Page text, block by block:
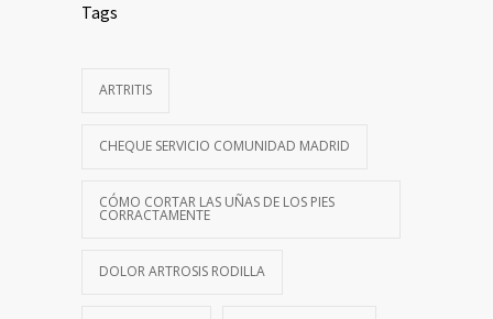
Tags
ARTRITIS
CHEQUE SERVICIO COMUNIDAD MADRID
CÓMO CORTAR LAS UÑAS DE LOS PIES
CORRACTAMENTE
DOLOR ARTROSIS RODILLA